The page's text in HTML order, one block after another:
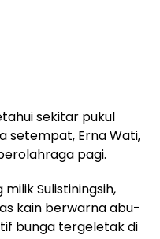
sekitar pukul
setempat, Erna Wati,
pagi.
Sulistiningsih,
kain berwarna abu-
bunga tergeletak di